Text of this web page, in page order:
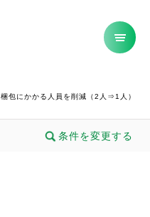
梱包にかかる人員を削減（2人⇒1人）
条件を変更する